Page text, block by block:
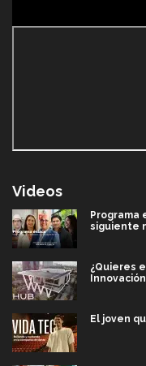
Videos
Programa
siguiente
¿Quieres
El joven